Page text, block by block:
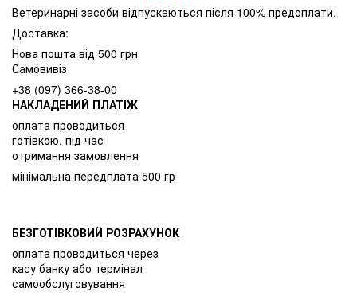
Ветеринарні засоби відпускаються після 100% предоплати.
Доставка:
Нова пошта від 500 грн
Самовивіз
+38 (097) 366-38-00
НАКЛАДЕНИЙ ПЛАТІЖ
оплата проводиться
готівкою, під час
отримання замовлення
мінімальна передплата 500 гр
БЕЗГОТІВКОВИЙ РОЗРАХУНОК
оплата проводиться через
касу банку або термінал
самообслуговування